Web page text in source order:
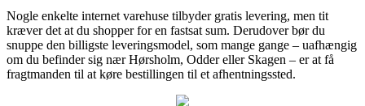
Nogle enkelte internet varehuse tilbyder gratis levering, men tit
kræver det at du shopper for en fastsat sum. Derudover bør du
snuppe den billigste leveringsmodel, som mange gange – uafhængig
om du befinder sig nær Hørsholm, Odder eller Skagen – er at få
fragtmanden til at køre bestillingen til et afhentningssted.